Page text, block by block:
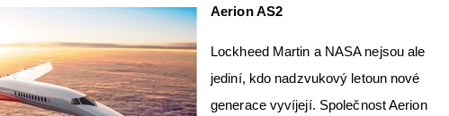
Aerion AS2
Lockheed Martin a NASA nejsou ale
jediní, kdo nadzvukový letoun nové
generace vyvíjejí. Společnost Aerion